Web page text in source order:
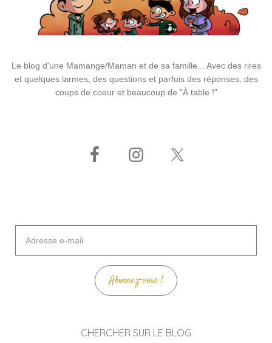
Le blog d'une Mamange/Maman et de sa famille... Avec des rires
et quelques larmes, des questions et parfois des réponses, des
coups de coeur et beaucoup de "À table !"
mail
Abonnez-vous !
CHERCHER SUR LE BLOG